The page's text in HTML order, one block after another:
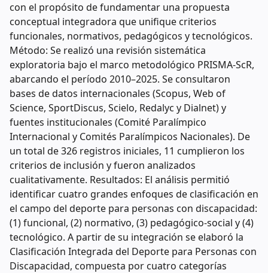
con el propósito de fundamentar una propuesta
conceptual integradora que unifique criterios
funcionales, normativos, pedagógicos y tecnológicos.
Método: Se realizó una revisión sistemática
exploratoria bajo el marco metodológico PRISMA-ScR,
abarcando el período 2010–2025. Se consultaron
bases de datos internacionales (Scopus, Web of
Science, SportDiscus, Scielo, Redalyc y Dialnet) y
fuentes institucionales (Comité Paralímpico
Internacional y Comités Paralímpicos Nacionales). De
un total de 326 registros iniciales, 11 cumplieron los
criterios de inclusión y fueron analizados
cualitativamente. Resultados: El análisis permitió
identificar cuatro grandes enfoques de clasificación en
el campo del deporte para personas con discapacidad:
(1) funcional, (2) normativo, (3) pedagógico-social y (4)
tecnológico. A partir de su integración se elaboró la
Clasificación Integrada del Deporte para Personas con
Discapacidad, compuesta por cuatro categorías